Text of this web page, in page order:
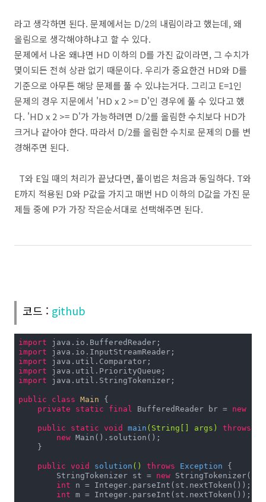
라고 생각하면 된다. 문제에서는 D/2의 내림이라고 했는데, 왜
올림으로 생각해야하냐고 할 수 있다.
문제에서 나온 왜냐면 HD 이하의 D를 가진 값이라면, 그 수치가
몇이되든 전혀 상관 없기 때문이다. 우리가 중요한건 HD와 D를
기준으로 아무튼 해당 문제를 풀 수 있냐는거다. 그리고 E=1인
문제의 경우 지문에서 'HD x 2 >= D'인 경우에 풀 수 있다고 했
다. 'HD x 2 >= D'가 가능하려면 D/2를 올림한 수치보다 HD가
크거나 같아야 한다. 따라서 D/2를 올림한 수치로 문제의 D를 변
경해주면 된다.
T와 E일 때의 처리가 끝났다면, 풀이법은 처음과 동일하다. T와
E까지 적용된 D와 P값을 가지고 매번 HD 이하의 D값을 가진 문
제들 중에 P가 가장 작은순서대로 선택해주면 된다.
코드 : github
import
import
import
import
import java.util.StringTokenizer;
public class Main
{
private
static final BufferedReader br = new
public static void main (String[] args) throws
new Main().solution();
    }
public void solution () throws Exception {
        StringTokenizer st =
new
int n = Integer.parseInt(st.nextToken());
int m = Integer.parseInt(st.nextToken());